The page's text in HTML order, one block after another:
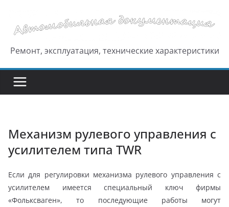
содержимому
Ремонт, эксплуатация, технические характеристики
Механизм рулевого управления с
усилителем типа TWR
Если для регулировки механизма рулевого управления с
усилителем имеется специальный ключ фирмы
«Фольксваген», то последующие работы могут